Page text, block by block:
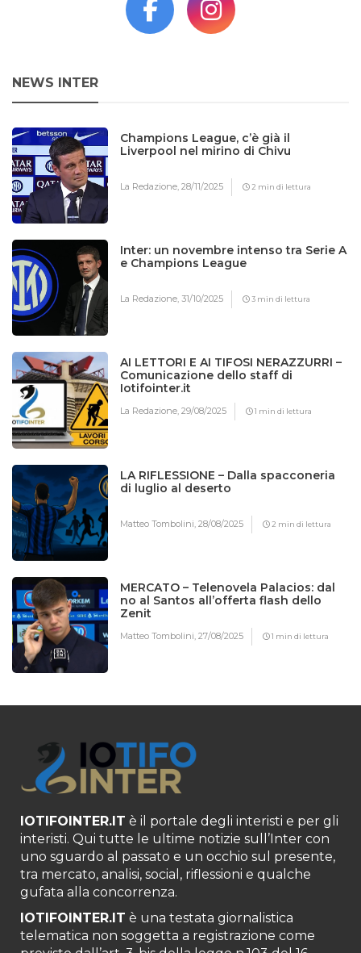
NEWS INTER
Champions League, c’è già il
Liverpool nel mirino di Chivu
La Redazione,28/11/2025 2 min di lettura
Inter: un novembre intenso tra Serie A
e Champions League
La Redazione,31/10/2025 3 min di lettura
AI LETTORI E AI TIFOSI NERAZZURRI –
Comunicazione dello staff di
Iotifointer.it
La Redazione,29/08/2025 1 min di lettura
LA RIFLESSIONE – Dalla spacconeria
di luglio al deserto
Matteo Tombolini,28/08/2025 2 min di lettura
MERCATO – Telenovela Palacios: dal
no al Santos all’offerta flash dello
Zenit
Matteo Tombolini,27/08/2025 1 min di lettura
IOTIFOINTER.IT è il portale degli interisti e per gli
interisti. Qui tutte le ultime notizie sull’Inter con
uno sguardo al passato e un occhio sul presente,
tra mercato, analisi, social, riflessioni e qualche
gufata alla concorrenza.
IOTIFOINTER.IT è una testata giornalistica
telematica non soggetta a registrazione come